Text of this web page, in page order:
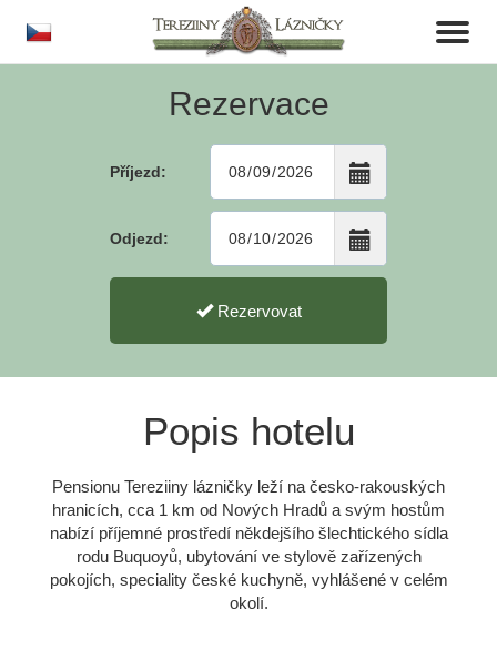
Toggle
Rezervace
Příjezd:
Odjezd:
Rezervovat
Popis hotelu
Pensionu Tereziiny lázničky leží na česko-rakouských
hranicích, cca 1 km od Nových Hradů a svým hostům
nabízí příjemné prostředí někdejšího šlechtického sídla
rodu Buquoyů, ubytování ve stylově zařízených
pokojích, speciality české kuchyně, vyhlášené v celém
okolí.